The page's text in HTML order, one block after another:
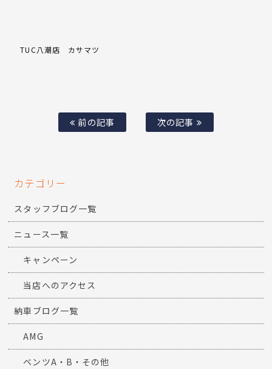
TUC八潮店 カサマツ
前の記事 次の記事
カテゴリー
スタッフブログ一覧
ニュース一覧
キャンペーン
当店へのアクセス
納車ブログ一覧
AMG
ベンツA・B・その他